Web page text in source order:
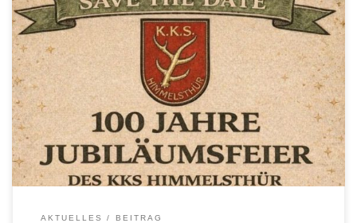
Ein besonderes Jubiläum steht in Himmelsthür bevor: Der
Kleinkaliberschützenverein (KKS) Himmelsthür feiert am
kommenden Wochenende sein 100-jähriges Bestehen. Aus
diesem Anlass lädt der Verein am Samstag, 20. Juni 2026, zu
einem großen Sommerfest auf dem Schulhof der Grundschule
Himmelsthür sowie am Abend zu einer festlichen Jubiläumsfeier in
die Turnhalle der […]
AKTUELLES BEITRAG